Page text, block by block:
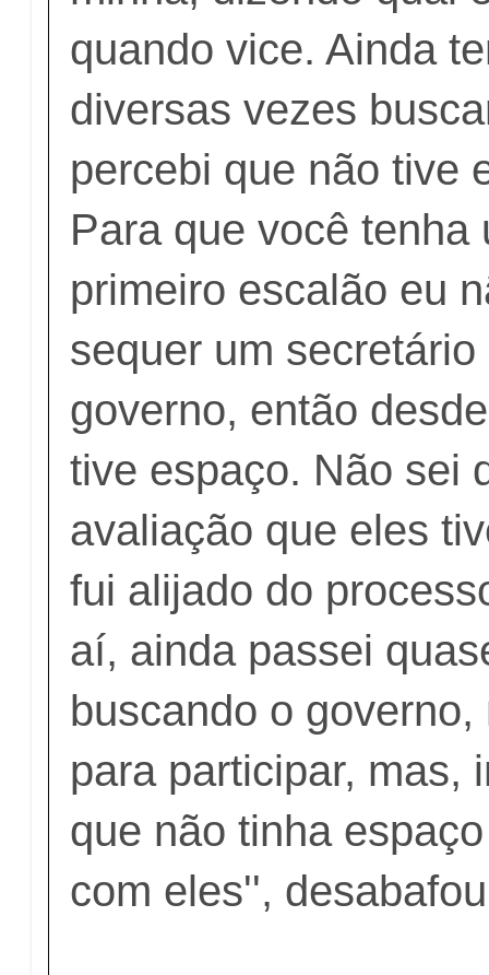
quando vice. Ainda
diversas vezes
percebi que não tive
Para que você tenha
primeiro escalão eu
sequer um
governo, então
tive espaço. Não sei
avaliação que eles
fui alijado do
aí, ainda passei
buscando o
para participar, mas,
que não tinha
com eles'',